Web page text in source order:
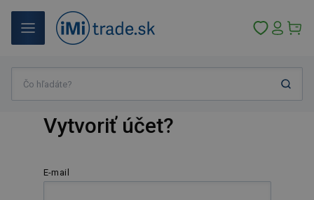
Vytvoriť účet?
E-mail